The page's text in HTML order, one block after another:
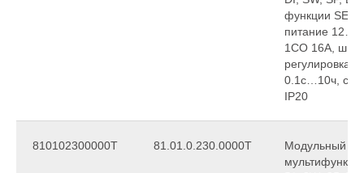
функции SET,
питание
1CO 16A,
регулировка
0.1с…10ч,
IP20
810102300000T 81.01.0.230.0000T
Модульный